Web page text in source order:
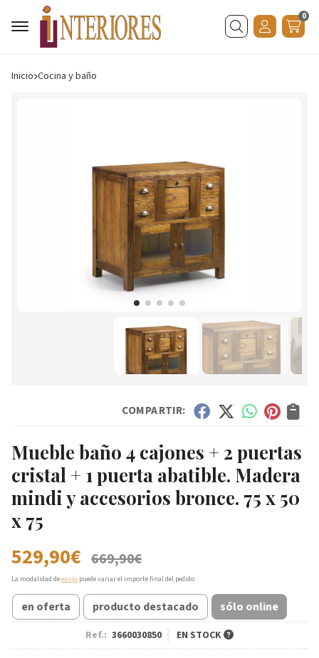
Buscar
0
Inicio cocina y baño
COMPARTIR:
Mueble baño 4 cajones + 2 puertas
cristal + 1 puerta abatible. Madera
mindi y accesorios bronce. 75 x 50
x 75
529,90€ 669,90€
La modalidad deenvío puede variar el importe final del pedido.
en oferta producto destacado sólo online
Ref.: 3660030850 EN STOCK